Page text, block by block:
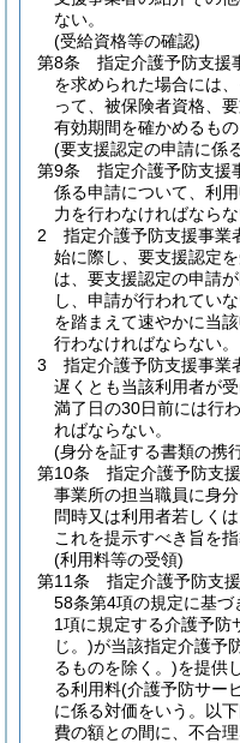
ない。
(受給資格等の確認)
第8条
指定介護予防支援
を求められた場合には
って、被保険者資格、
有効期間を確かめるもの
(要支援認定の申請に係
第9条
指定介護予防支援
係る申請について、利
力を行わなければならな
2
指定介護予防支援事業
始に際し、要支援認定
は、要支援認定の申請
し、申請が行われてい
を踏まえて速やかに当
行わなければならない。
3
指定介護予防支援事業
遅くとも当該利用者が
満了日の30日前には行
ればならない。
(身分を証する書類の携
第10条
指定介護予防支
事業所の担当職員に身
問時又は利用者若しく
これを提示すべき旨を
(利用料等の受領)
第11条
指定介護予防支
58条第4項の規定に基
1項に規定する介護予防
じ。)が当該指定介護予
るものを除く。)を提供
る利用料(介護予防サー
に係る対価をいう。以
費の額との間に、不合